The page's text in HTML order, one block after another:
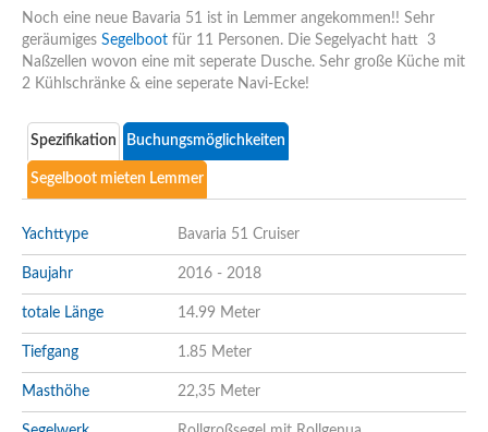
Noch eine neue Bavaria 51 ist in Lemmer angekommen!! Sehr
geräumiges Segelboot für 11 Personen. Die Segelyacht hatt 3
Naßzellen wovon eine mit seperate Dusche. Sehr große Küche mit
2 Kühlschränke & eine seperate Navi-Ecke!
Spezifikation Buchungsmöglichkeiten
Segelboot mieten Lemmer
Yachttype Bavaria 51 Cruiser
Baujahr 2016 - 2018
totale Länge 14.99 Meter
Tiefgang 1.85 Meter
Masthöhe 22,35 Meter